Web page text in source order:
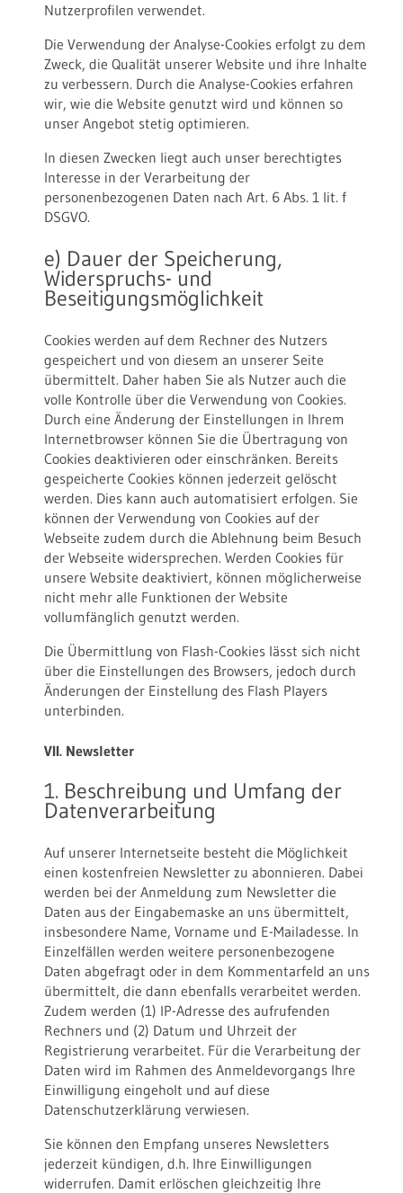
Nutzerprofilen verwendet.
Die Verwendung der Analyse-Cookies erfolgt zu dem
Zweck, die Qualität unserer Website und ihre Inhalte
zu verbessern. Durch die Analyse-Cookies erfahren
wir, wie die Website genutzt wird und können so
unser Angebot stetig optimieren.
In diesen Zwecken liegt auch unser berechtigtes
Interesse in der Verarbeitung der
personenbezogenen Daten nach Art. 6 Abs. 1 lit. f
DSGVO.
e) Dauer der Speicherung,
Widerspruchs- und
Beseitigungsmöglichkeit
Cookies werden auf dem Rechner des Nutzers
gespeichert und von diesem an unserer Seite
übermittelt. Daher haben Sie als Nutzer auch die
volle Kontrolle über die Verwendung von Cookies.
Durch eine Änderung der Einstellungen in Ihrem
Internetbrowser können Sie die Übertragung von
Cookies deaktivieren oder einschränken. Bereits
gespeicherte Cookies können jederzeit gelöscht
werden. Dies kann auch automatisiert erfolgen. Sie
können der Verwendung von Cookies auf der
Webseite zudem durch die Ablehnung beim Besuch
der Webseite widersprechen. Werden Cookies für
unsere Website deaktiviert, können möglicherweise
nicht mehr alle Funktionen der Website
vollumfänglich genutzt werden.
Die Übermittlung von Flash-Cookies lässt sich nicht
über die Einstellungen des Browsers, jedoch durch
Änderungen der Einstellung des Flash Players
unterbinden.
VII. Newsletter
1. Beschreibung und Umfang der
Datenverarbeitung
Auf unserer Internetseite besteht die Möglichkeit
einen kostenfreien Newsletter zu abonnieren. Dabei
werden bei der Anmeldung zum Newsletter die
Daten aus der Eingabemaske an uns übermittelt,
insbesondere Name, Vorname und E-Mailadesse. In
Einzelfällen werden weitere personenbezogene
Daten abgefragt oder in dem Kommentarfeld an uns
übermittelt, die dann ebenfalls verarbeitet werden.
Zudem werden (1) IP-Adresse des aufrufenden
Rechners und (2) Datum und Uhrzeit der
Registrierung verarbeitet. Für die Verarbeitung der
Daten wird im Rahmen des Anmeldevorgangs Ihre
Einwilligung eingeholt und auf diese
Datenschutzerklärung verwiesen.
Sie können den Empfang unseres Newsletters
jederzeit kündigen, d.h. Ihre Einwilligungen
widerrufen. Damit erlöschen gleichzeitig Ihre